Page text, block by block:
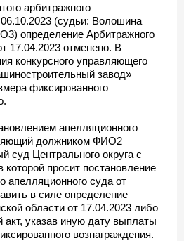
арбитражного
(судьи: Волошина
определение Арбитражного
17.04.2023 отменено. В
конкурсного управляющего
завод»
фиксированного
апелляционного
должником ФИО2
суд Центрального округа с
просит постановление
апелляционного суда от
в силе определение
области от 17.04.2023 либо
указав иную дату выплаты
вознаграждения.